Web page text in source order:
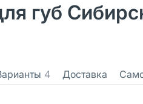
губ
4 Доставка